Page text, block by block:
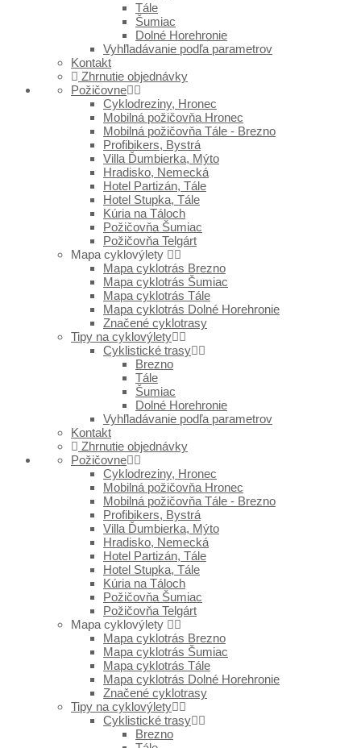
Tále
Šumiac
Dolné Horehronie
Vyhľladávanie podľa parametrov
Kontakt
Zhrnutie objednávky
Požičovne
Cyklodreziny, Hronec
Mobilná požičovňa Hronec
Mobilná požičovňa Tále - Brezno
Profibikers, Bystrá
Villa Ďumbierka, Mýto
Hradisko, Nemecká
Hotel Partizán, Tále
Hotel Stupka, Tále
Kúria na Táloch
Požičovňa Šumiac
Požičovňa Telgárt
Mapa cyklovýlety
Mapa cyklotrás Brezno
Mapa cyklotrás Šumiac
Mapa cyklotrás Tále
Mapa cyklotrás Dolné Horehronie
Značené cyklotrasy
Tipy na cyklovýlety
Cyklistické trasy
Brezno
Tále
Šumiac
Dolné Horehronie
Vyhľladávanie podľa parametrov
Kontakt
Zhrnutie objednávky
Požičovne
Cyklodreziny, Hronec
Mobilná požičovňa Hronec
Mobilná požičovňa Tále - Brezno
Profibikers, Bystrá
Villa Ďumbierka, Mýto
Hradisko, Nemecká
Hotel Partizán, Tále
Hotel Stupka, Tále
Kúria na Táloch
Požičovňa Šumiac
Požičovňa Telgárt
Mapa cyklovýlety
Mapa cyklotrás Brezno
Mapa cyklotrás Šumiac
Mapa cyklotrás Tále
Mapa cyklotrás Dolné Horehronie
Značené cyklotrasy
Tipy na cyklovýlety
Cyklistické trasy
Brezno